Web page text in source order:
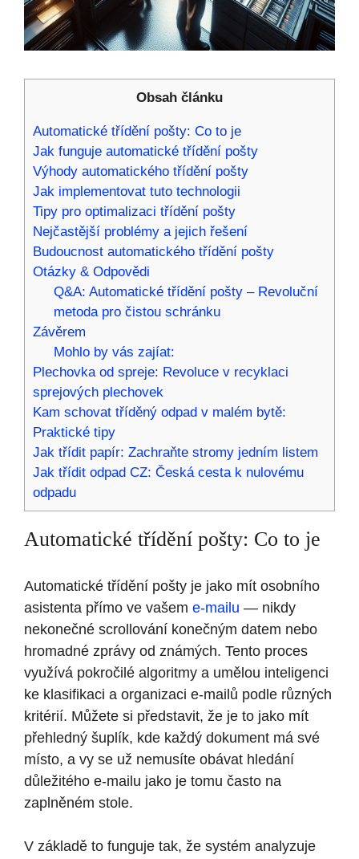
Obsah článku
Automatické třídění pošty: Co to je
Jak funguje automatické třídění pošty
Výhody automatického třídění pošty
Jak implementovat tuto technologii
Tipy pro optimalizaci třídění pošty
Nejčastější problémy a jejich řešení
Budoucnost automatického třídění pošty
Otázky & Odpovědi
Q&A: Automatické třídění pošty – Revoluční
metoda pro čistou schránku
Závěrem
Mohlo by vás zajíat:
Plechovka od spreje: Revoluce v recyklaci
sprejových plechovek
Kam schovat tříděný odpad v malém bytě:
Praktické tipy
Jak třídit papír: Zachraňte stromy jedním listem
Jak třídit odpad CZ: Česká cesta k nulovému
odpadu
Automatické třídění pošty: Co to je
Automatické třídění pošty je jako mít osobního
asistenta přímo ve vašem e-mailu — nikdy
nekonečné scrollování konečným datem nebo
hromadné zprávy od známých. Tento proces
využívá pokročilé algoritmy a umělou inteligenci
ke klasifikaci a organizaci e-mailů podle různých
kritérií. Můžete si představit, že je to jako mít
přehledný šuplík, kde každý dokument má své
místo, a vy se už nemusíte obávat hledání
důležitého e-mailu jako je tomu často na
zaplněném stole.
V základě to funguje tak, že systém analyzuje